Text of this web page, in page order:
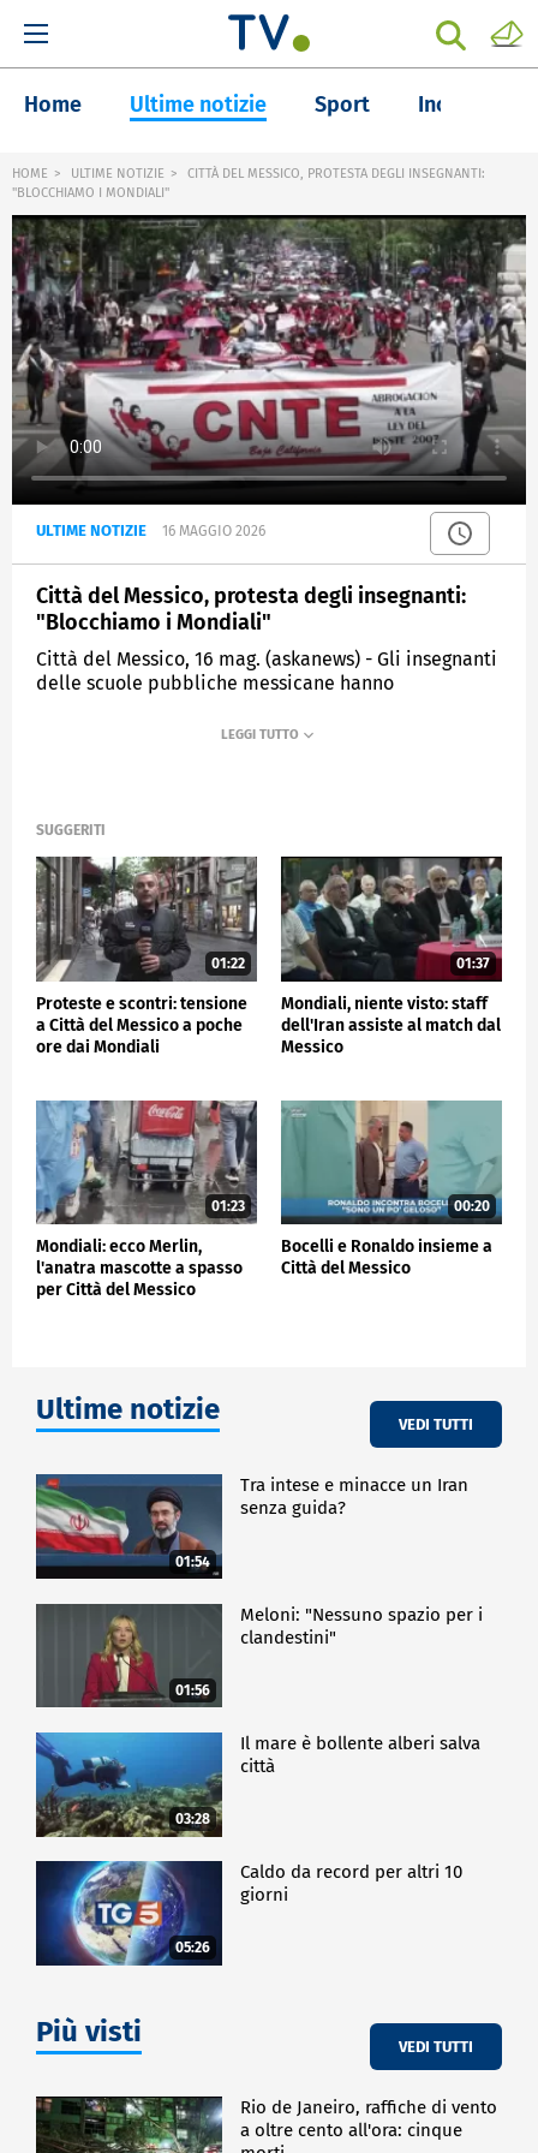
Home Ultime notizie Sport Inchieste
HOME ULTIME NOTIZIE
CITTÀ DEL MESSICO, PROTESTA DEGLI INSEGNANTI:
"BLOCCHIAMO I MONDIALI"
ULTIME NOTIZIE 16 MAGGIO 2026
Città del Messico, protesta degli insegnanti:
"Blocchiamo i Mondiali"
Città del Messico, 16 mag. (askanews) - Gli insegnanti
delle scuole pubbliche messicane hanno
stipendio, minacciando proteste di massa all'inizio
hanno sfilato a Città del Messico in occasione della
un cordone di polizia che ha impedito loro di
raggiungere il ministero dell'Istruzione.
ESTERI
SUGGERITI
01:22
Proteste e scontri: tensione
a Città del Messico a poche
ore dai Mondiali
01:37
Mondiali, niente visto: staff
dell'Iran assiste al match dal
Messico
01:23
Mondiali: ecco Merlin,
l'anatra mascotte a spasso
per Città del Messico
00:20
Bocelli e Ronaldo insieme a
Città del Messico
Ultime notizie VEDI TUTTI
01:54
Tra intese e minacce un Iran
senza guida?
01:56
Meloni: "Nessuno spazio per i
clandestini"
03:28
Il mare è bollente alberi salva
città
05:26
Caldo da record per altri 10
giorni
Più visti VEDI TUTTI
Rio de Janeiro, raffiche di vento
a oltre cento all'ora: cinque